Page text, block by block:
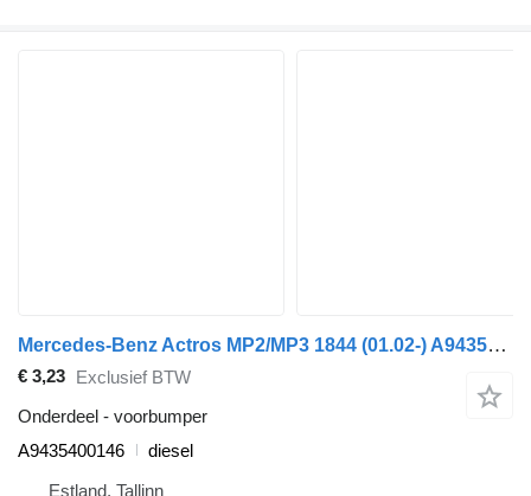
Mercedes-Benz Actros MP2/MP3 1844 (01.02-) A9435400146 voorbumper voor Mercedes-Benz Actros, Axor MP1, MP2, MP3 (1996-2014) trekker
€ 3,23 Exclusief BTW
Onderdeel - voorbumper
A9435400146
diesel
Estland, Tallinn